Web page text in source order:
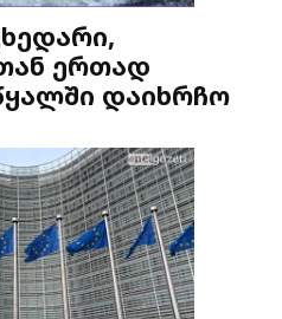
ერთად
დაიხრჩო